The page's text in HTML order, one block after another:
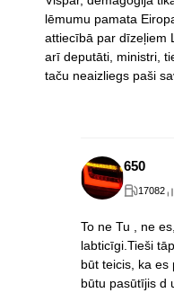
lēmumu pamata
attiecībā par dīzeļiem
arī deputāti, ministri,
taču neaizliegs paši
650
17082
To ne Tu , ne
labticīgi.Tieši
būt teicis, ka es
būtu pasūtījis d